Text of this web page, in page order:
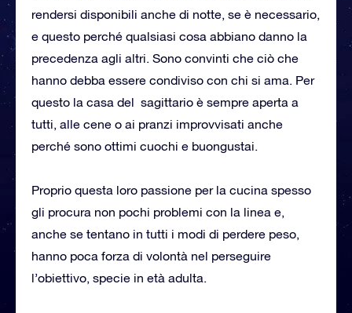
rendersi disponibili anche di notte, se è necessario,
e questo perché qualsiasi cosa abbiano danno la
precedenza agli altri. Sono convinti che ciò che
hanno debba essere condiviso con chi si ama. Per
questo la casa del sagittario è sempre aperta a
tutti, alle cene o ai pranzi improvvisati anche
perché sono ottimi cuochi e buongustai.
Proprio questa loro passione per la cucina spesso
gli procura non pochi problemi con la linea e,
anche se tentano in tutti i modi di perdere peso,
hanno poca forza di volontà nel perseguire
l’obiettivo, specie in età adulta.